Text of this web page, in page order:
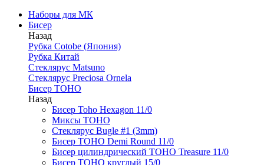
Наборы для МК
Бисер
Назад
Рубка Cotobe (Япония)
Рубка Китай
Стеклярус Matsuno
Стеклярус Preciosa Ornela
Бисер TOHO
Назад
Бисер Toho Hexagon 11/0
Миксы TOHO
Стеклярус Bugle #1 (3mm)
Бисер TOHO Demi Round 11/0
Бисер цилиндрический TOHO Treasure 11/0
Бисер TOHO круглый 15/0